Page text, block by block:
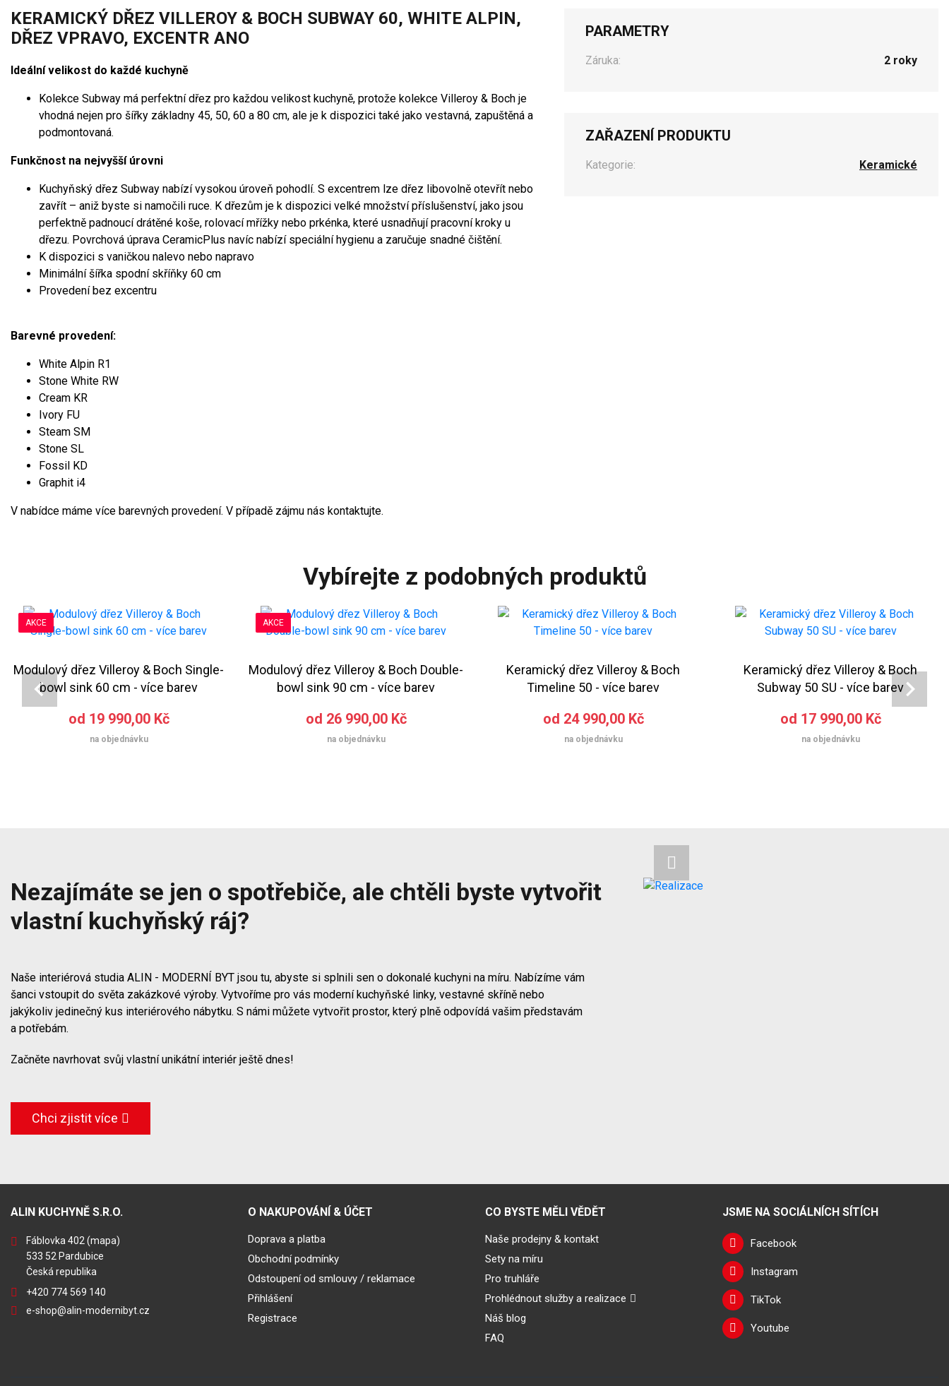
KERAMICKÝ DŘEZ VILLEROY & BOCH SUBWAY 60, WHITE ALPIN,
DŘEZ VPRAVO, EXCENTR ANO
Ideální velikost do každé kuchyně
Kolekce Subway má perfektní dřez pro každou velikost kuchyně, protože kolekce Villeroy & Boch je
vhodná nejen pro šířky základny 45, 50, 60 a 80 cm, ale je k dispozici také jako vestavná, zapuštěná a
podmontovaná.
Funkčnost na nejvyšší úrovni
Kuchyňský dřez Subway nabízí vysokou úroveň pohodlí. S excentrem lze dřez libovolně otevřít nebo
zavřít – aniž byste si namočili ruce. K dřezům je k dispozici velké množství příslušenství, jako jsou
perfektně padnoucí drátěné koše, rolovací mřížky nebo prkénka, které usnadňují pracovní kroky u
dřezu. Povrchová úprava CeramicPlus navíc nabízí speciální hygienu a zaručuje snadné čištění.
K dispozici s vaničkou nalevo nebo napravo
Minimální šířka spodní skříňky 60 cm
Provedení bez excentru
Barevné provedení:
White Alpin R1
Stone White RW
Cream KR
Ivory FU
Steam SM
Stone SL
Fossil KD
Graphit i4
V nabídce máme více barevných provedení. V případě zájmu nás kontaktujte.
PARAMETRY
Záruka: 2 roky
ZAŘAZENÍ PRODUKTU
Kategorie: Keramické
Vybírejte z podobných produktů
AKCE
Modulový dřez Villeroy & Boch Single-
bowl sink 60 cm - více barev
od 19 990,00 Kč
na objednávku
AKCE
Modulový dřez Villeroy & Boch Double-
bowl sink 90 cm - více barev
od 26 990,00 Kč
na objednávku
Keramický dřez Villeroy & Boch
Timeline 50 - více barev
od 24 990,00 Kč
na objednávku
Keramický dřez Villeroy & Boch
Subway 50 SU - více barev
od 17 990,00 Kč
na objednávku
Nezajímáte se jen o spotřebiče, ale chtěli byste vytvořit
vlastní kuchyňský ráj?
Naše interiérová studia ALIN - MODERNÍ BYT jsou tu, abyste si splnili sen o dokonalé kuchyni na míru. Nabízíme vám
šanci vstoupit do světa zakázkové výroby. Vytvoříme pro vás moderní kuchyňské linky, vestavné skříně nebo
jakýkoliv jedinečný kus interiérového nábytku. S námi můžete vytvořit prostor, který plně odpovídá vašim představám
a potřebám.
Začněte navrhovat svůj vlastní unikátní interiér ještě dnes!
Chci zjistit více
ALIN KUCHYNĚ S.R.O.
Fáblovka 402 (mapa)
533 52 Pardubice
Česká republika
+420 774 569 140
e-shop@alin-modernibyt.cz
O NAKUPOVÁNÍ & ÚČET
Doprava a platba
Obchodní podmínky
Odstoupení od smlouvy / reklamace
Přihlášení
Registrace
CO BYSTE MĚLI VĚDĚT
Naše prodejny & kontakt
Sety na míru
Pro truhláře
Prohlédnout služby a realizace
Náš blog
FAQ
JSME NA SOCIÁLNÍCH SÍTÍCH
Facebook
Instagram
TikTok
Youtube